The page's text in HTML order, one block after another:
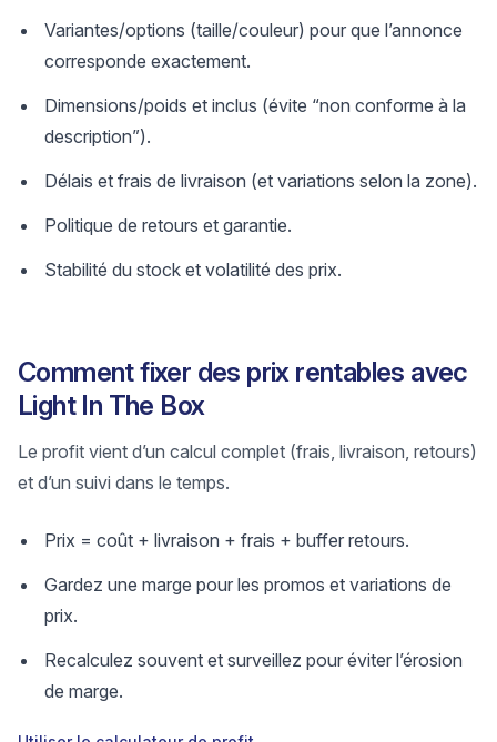
Variantes/options (taille/couleur) pour que l’annonce
corresponde exactement.
Dimensions/poids et inclus (évite “non conforme à la
description”).
Délais et frais de livraison (et variations selon la zone).
Politique de retours et garantie.
Stabilité du stock et volatilité des prix.
Comment fixer des prix rentables avec
Light In The Box
Le profit vient d’un calcul complet (frais, livraison, retours)
et d’un suivi dans le temps.
Prix = coût + livraison + frais + buffer retours.
Gardez une marge pour les promos et variations de
prix.
Recalculez souvent et surveillez pour éviter l’érosion
de marge.